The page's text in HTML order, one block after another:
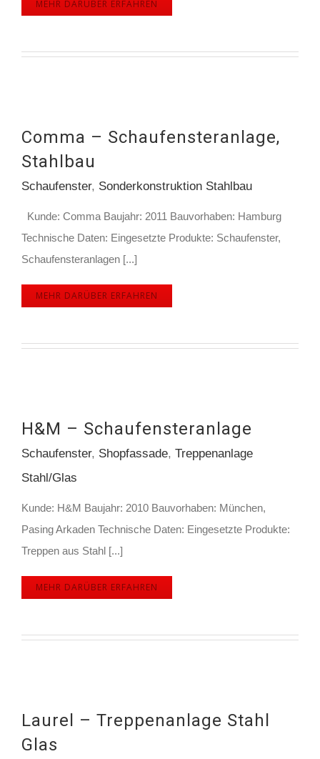
MEHR DARÜBER ERFAHREN
Comma – Schaufensteranlage,
Stahlbau
Schaufenster, Sonderkonstruktion Stahlbau
Kunde: Comma Baujahr: 2011 Bauvorhaben: Hamburg
Technische Daten: Eingesetzte Produkte: Schaufenster,
Schaufensteranlagen [...]
MEHR DARÜBER ERFAHREN
H&M – Schaufensteranlage
Schaufenster, Shopfassade, Treppenanlage
Stahl/Glas
Kunde: H&M Baujahr: 2010 Bauvorhaben: München,
Pasing Arkaden Technische Daten: Eingesetzte Produkte:
Treppen aus Stahl [...]
MEHR DARÜBER ERFAHREN
Laurel – Treppenanlage Stahl
Glas